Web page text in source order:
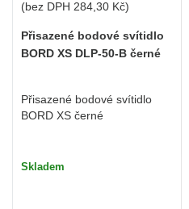
(bez DPH 284,30 Kč)
Přisazené bodové svítidlo
BORD XS DLP-50-B černé
Přisazené bodové svítidlo
BORD XS černé
Skladem